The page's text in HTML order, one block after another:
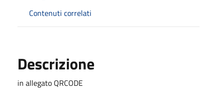
Contenuti correlati
Descrizione
in allegato QRCODE